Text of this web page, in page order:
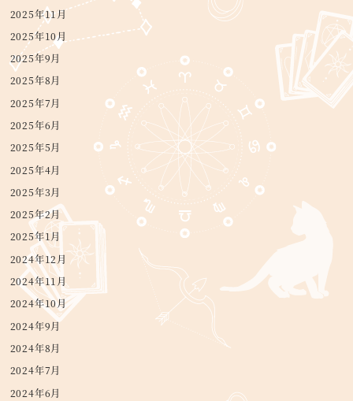
2025年11月
2025年10月
2025年9月
2025年8月
2025年7月
2025年6月
2025年5月
2025年4月
2025年3月
2025年2月
2025年1月
2024年12月
2024年11月
2024年10月
2024年9月
2024年8月
2024年7月
2024年6月